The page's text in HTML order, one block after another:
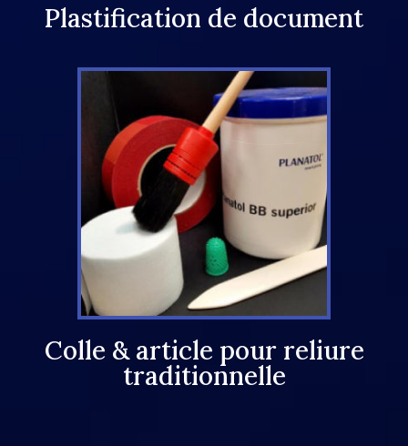
Plastification de document
Colle & article pour reliure
traditionnelle